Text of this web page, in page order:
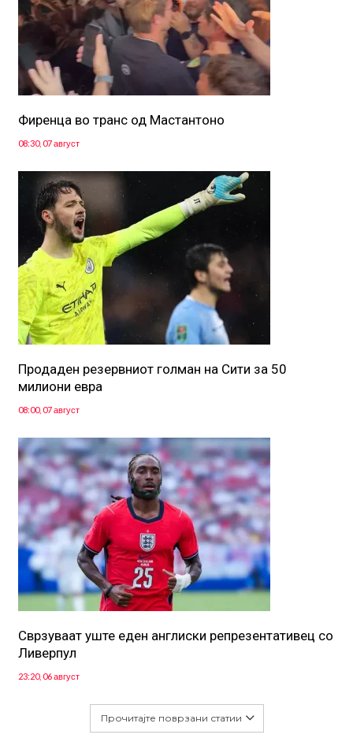
Фиренца во транс од Мастантоно
08:30, 07 август
Продаден резервниот голман на Сити за 50
милиони евра
08:00, 07 август
Сврзуваат уште еден англиски репрезентативец со
Ливерпул
23:20, 06 август
Прочитајте поврзани статии